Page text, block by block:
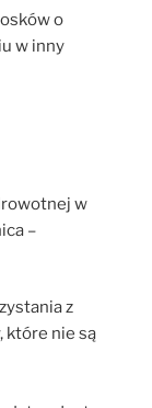
o
w inny
w
–
z
które nie są